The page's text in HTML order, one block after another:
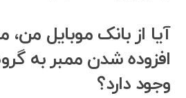
آیا از بانک موبایل
افزوده شدن ممبر به
وجود دارد؟